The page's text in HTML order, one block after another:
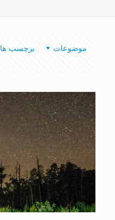
موضوعات برچسب ها